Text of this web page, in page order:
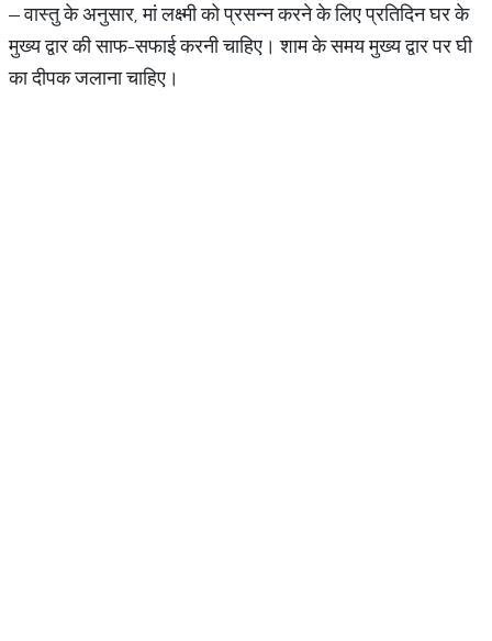
– वास्तु के अनुसार, मां लक्ष्मी को प्रसन्न करने के लिए प्रतिदिन घर के
मुख्य द्वार की साफ-सफाई करनी चाहिए। शाम के समय मुख्य द्वार पर घी
का दीपक जलाना चाहिए।